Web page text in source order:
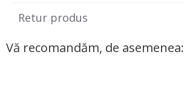
Retur produs
Vă recomandăm, de asemenea: